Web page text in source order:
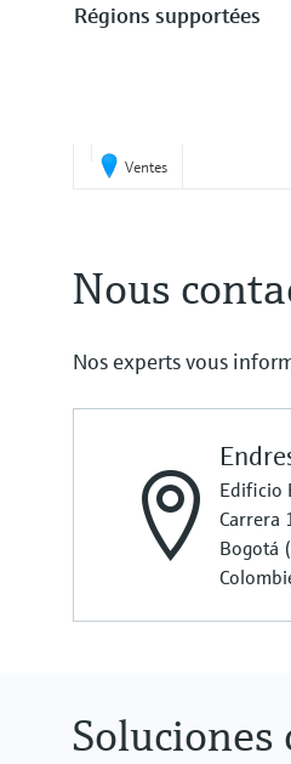
Régions supportées
Ventes
Nous
Nos experts vous
Edificio
Carrera
Bogotá